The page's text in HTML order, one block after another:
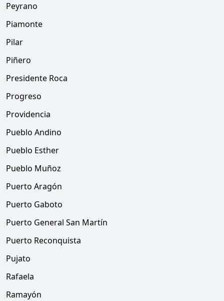
Peyrano
Piamonte
Pilar
Piñero
Presidente Roca
Progreso
Providencia
Pueblo Andino
Pueblo Esther
Pueblo Muñoz
Puerto Aragón
Puerto Gaboto
Puerto General San Martín
Puerto Reconquista
Pujato
Rafaela
Ramayón